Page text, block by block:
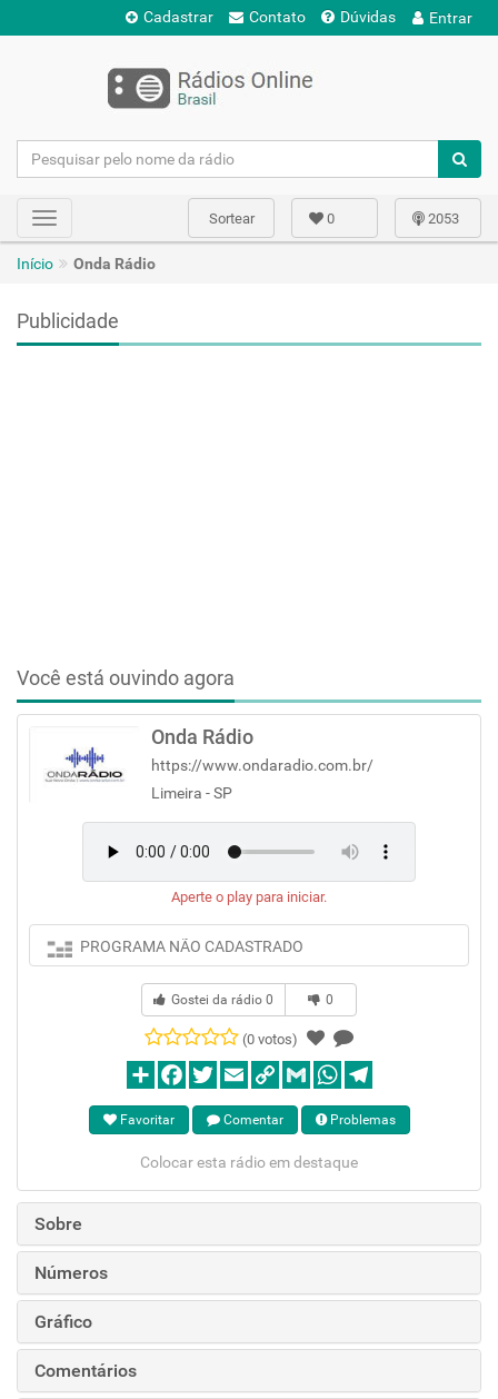
Cadastrar Contato Dúvidas Entrar
Toggle
navigation
2053
0
Sortear
Início Onda Rádio
Publicidade
Você está ouvindo agora
Onda Rádio
https://www.ondaradio.com.br/
Limeira - SP
Aperte o play para iniciar.
PROGRAMA NÃO CADASTRADO
Gostei da rádio 0 0
(0 votos)
Favoritar Comentar Problemas
Colocar esta rádio em destaque
Sobre
Números
Gráfico
Comentários